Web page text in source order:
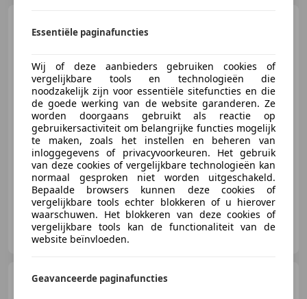
€ 27.940
07/2005 166.528 km LPG 291 kW (396 PK)
Hoetink Automotive
NL-7207 BJ ZUTPHEN
Fiat Panda
Essentiële paginafuncties
Wij of deze aanbieders gebruiken cookies of
vergelijkbare tools en technologieën die
noodzakelijk zijn voor essentiële sitefuncties en die
de goede werking van de website garanderen. Ze
worden doorgaans gebruikt als reactie op
gebruikersactiviteit om belangrijke functies mogelijk
te maken, zoals het instellen en beheren van
inloggegevens of privacyvoorkeuren. Het gebruik
van deze cookies of vergelijkbare technologieën kan
normaal gesproken niet worden uitgeschakeld.
Bepaalde browsers kunnen deze cookies of
vergelijkbare tools echter blokkeren of u hierover
waarschuwen. Het blokkeren van deze cookies of
vergelijkbare tools kan de functionaliteit van de
website beïnvloeden.
Geavanceerde paginafuncties